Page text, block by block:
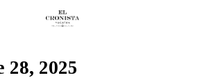
28, 2025